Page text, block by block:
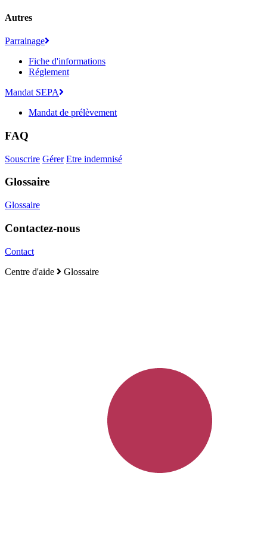
Autres
Parrainage
Fiche d'informations
Réglement
Mandat SEPA
Mandat de prélèvement
FAQ
Souscrire Gérer Etre indemnisé
Glossaire
Glossaire
Contactez-nous
Contact
Centre d'aide
Glossaire